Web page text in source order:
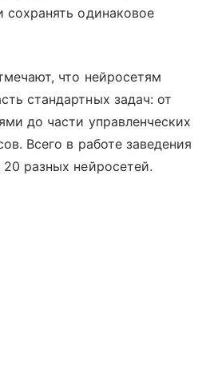
сохранять одинаковое
что нейросетям
стандартных задач: от
до части управленческих
Всего в работе заведения
разных нейросетей.